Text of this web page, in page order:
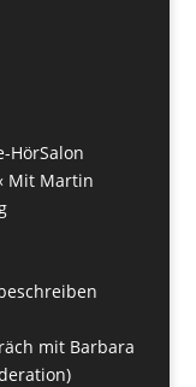
HörSalon
Mit Martin
mit Barbara